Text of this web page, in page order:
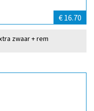
€ 16.70
zwaar + rem